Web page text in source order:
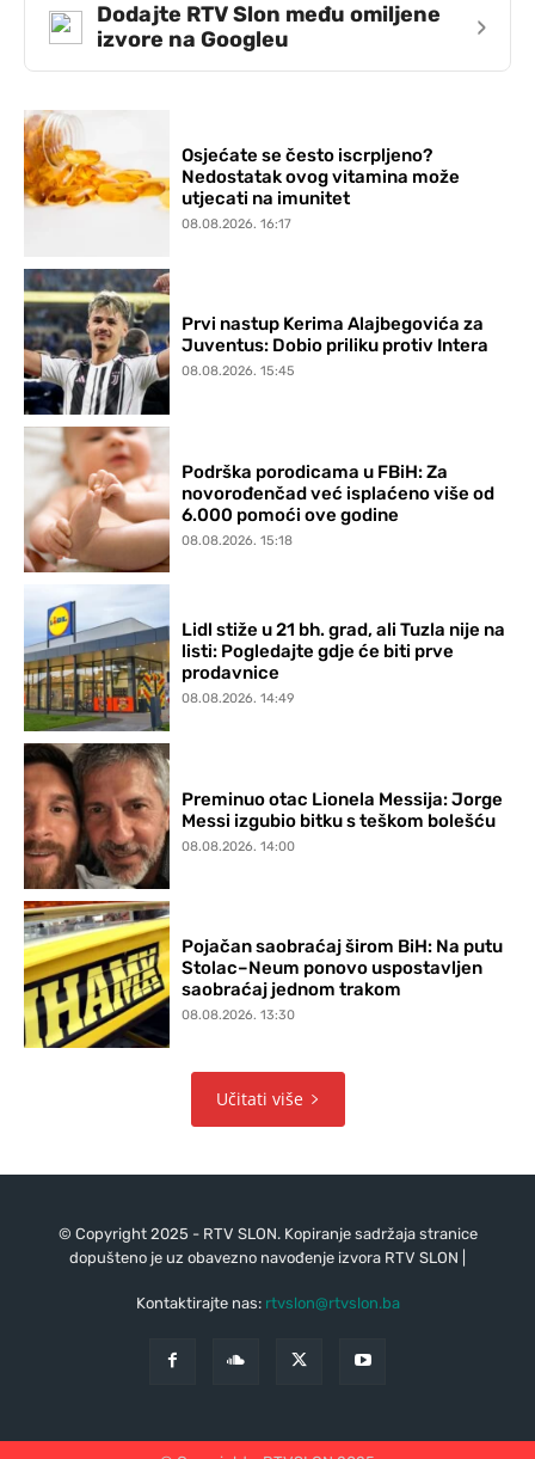
Dodajte RTV Slon među omiljene
izvore na Googleu
›
Osjećate se često iscrpljeno?
Nedostatak ovog vitamina može
utjecati na imunitet
08.08.2026. 16:17
Prvi nastup Kerima Alajbegovića za
Juventus: Dobio priliku protiv Intera
08.08.2026. 15:45
Podrška porodicama u FBiH: Za
novorođenčad već isplaćeno više od
6.000 pomoći ove godine
08.08.2026. 15:18
Lidl stiže u 21 bh. grad, ali Tuzla nije na
listi: Pogledajte gdje će biti prve
prodavnice
08.08.2026. 14:49
Preminuo otac Lionela Messija: Jorge
Messi izgubio bitku s teškom bolešću
08.08.2026. 14:00
Pojačan saobraćaj širom BiH: Na putu
Stolac–Neum ponovo uspostavljen
saobraćaj jednom trakom
08.08.2026. 13:30
Učitati više
© Copyright 2025 - RTV SLON. Kopiranje sadržaja stranice
dopušteno je uz obavezno navođenje izvora RTV SLON |
Kontaktirajte nas: rtvslon@rtvslon.ba